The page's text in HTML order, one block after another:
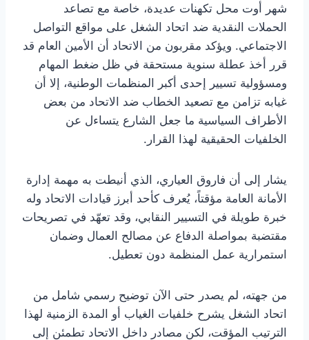
شهر أوت محل تكهنات عديدة، خاصة مع تصاعد
الحملات النقدية ضد اتحاد الشغل على مواقع التواصل
الاجتماعي. ويؤكد مقربون من الاتحاد أن الأمين العام قد
قرر أخذ عطلة سنوية مستحقة في ظل ضغط المهام
ومسؤولية تسيير إحدى أكبر المنظمات الوطنية، إلا أن
غيابه تزامن مع تصعيد الخطاب ضد الاتحاد من بعض
الأطراف السياسية ما جعل الشارع يتساءل عن
الخلفيات الحقيقية لهذا القرار.
يشار إلى أن فاروق العياري، الذي أنيطت به مهمة إدارة
الأمانة العامة مؤقتاً، يُعرف كأحد أبرز قيادات الاتحاد وله
خبرة طويلة في التسيير النقابي، وقد تعهّد في تصريحات
مقتضبة بمواصلة الدفاع عن مصالح العمال وضمان
استمرارية عمل المنظمة دون تعطيل.
من جهته، لم يصدر حتى الآن توضيح رسمي شامل من
اتحاد الشغل يشرح خلفيات الغياب أو المدة الزمنية لهذا
الترتيب المؤقت، لكن مصادر داخل الاتحاد تطمئن إلى